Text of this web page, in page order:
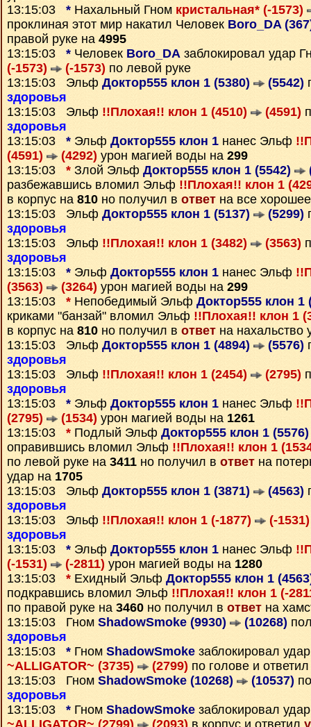
13:15:03 * Нахальный Гном кристальная* (-1573)
проклиная этот мир накатил Человек Boro_DA
правой руке на 4995
13:15:03 * Человек Boro_DA заблокировал удар
(-1573)
(-1573) по левой руке
13:15:03 Эльф Доктор555 клон 1 (5380) (5542)
здоровья
13:15:03 Эльф !!Плохая!! клон 1 (4510) (4591)
здоровья
13:15:03 * Эльф Доктор555 клон 1 нанес Эльф
(4591)
(4292) урон магией воды на 299
13:15:03 * Злой Эльф Доктор555 клон 1 (5542)
разбежавшись вломил Эльф !!Плохая!! клон 1
в корпус на 810 но получил в ответ на все
13:15:03 Эльф Доктор555 клон 1 (5137) (5299)
здоровья
13:15:03 Эльф !!Плохая!! клон 1 (3482) (3563)
здоровья
13:15:03 * Эльф Доктор555 клон 1 нанес Эльф
(3563)
(3264) урон магией воды на 299
13:15:03 * Непобедимый Эльф Доктор555 клон 1
криками "банзай" вломил Эльф !!Плохая!! клон 1
в корпус на 810 но получил в ответ на нахальство
13:15:03 Эльф Доктор555 клон 1 (4894) (5576)
здоровья
13:15:03 Эльф !!Плохая!! клон 1 (2454) (2795)
здоровья
13:15:03 * Эльф Доктор555 клон 1 нанес Эльф
(2795)
(1534) урон магией воды на 1261
13:15:03 * Подлый Эльф Доктор555 клон 1
оправившись вломил Эльф !!Плохая!! клон 1
по левой руке на 3411 но получил в ответ на
удар на 1705
13:15:03 Эльф Доктор555 клон 1 (3871) (4563)
здоровья
13:15:03 Эльф !!Плохая!! клон 1 (-1877) (-1531)
здоровья
13:15:03 * Эльф Доктор555 клон 1 нанес Эльф
(-1531)
(-2811) урон магией воды на 1280
13:15:03 * Ехидный Эльф Доктор555 клон 1
подкравшись вломил Эльф !!Плохая!! клон 1 (-
по правой руке на 3460 но получил в ответ на
13:15:03 Гном ShadowSmoke (9930) (10268)
здоровья
13:15:03 * Гном ShadowSmoke заблокировал
~ALLIGATOR~ (3735)
(2799) по голове и
13:15:03 Гном ShadowSmoke (10268) (10537)
здоровья
13:15:03 * Гном ShadowSmoke заблокировал
~ALLIGATOR~ (2799)
(2093) в корпус и ответил